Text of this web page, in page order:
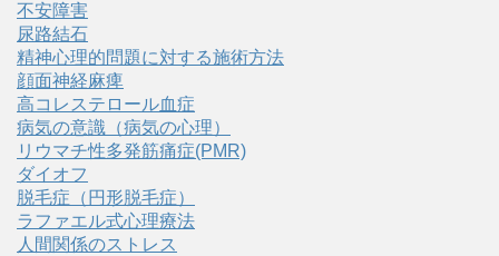
不安障害
尿路結石
精神心理的問題に対する施術方法
顔面神経麻痺
高コレステロール血症
病気の意識（病気の心理）
リウマチ性多発筋痛症(PMR)
ダイオフ
脱毛症（円形脱毛症）
ラファエル式心理療法
人間関係のストレス